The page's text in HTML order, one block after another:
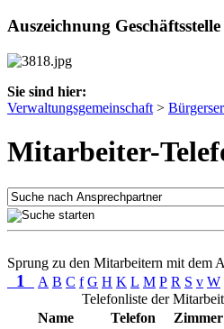
Auszeichnung Geschäftsstelle
Sie sind hier:
Verwaltungsgemeinschaft >
Mitarbeiter-
Sprung zu den Mitarbeitern mit dem
1 A B C f G H K L M P R S v W
Telefonliste der
Name
Telefon Zimmer